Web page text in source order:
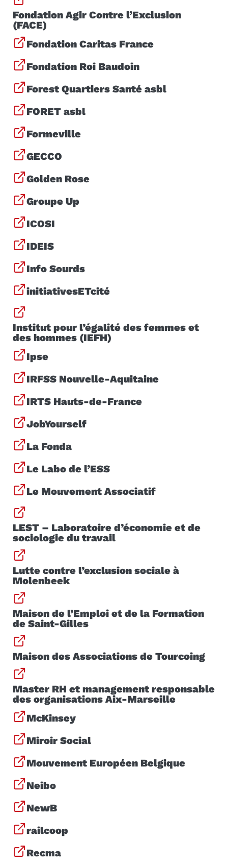
Fondation Agir Contre l’Exclusion
(FACE)
Fondation Caritas France
Fondation Roi Baudoin
Forest Quartiers Santé asbl
FORET asbl
Formeville
GECCO
Golden Rose
Groupe Up
ICOSI
IDEIS
Info Sourds
initiativesETcité
Institut pour l’égalité des femmes et
des hommes (IEFH)
Ipse
IRFSS Nouvelle-Aquitaine
IRTS Hauts-de-France
JobYourself
La Fonda
Le Labo de l’ESS
Le Mouvement Associatif
LEST – Laboratoire d’économie et de
sociologie du travail
Lutte contre l’exclusion sociale à
Molenbeek
Maison de l’Emploi et de la Formation
de Saint-Gilles
Maison des Associations de Tourcoing
Master RH et management responsable
des organisations Aix-Marseille
McKinsey
Miroir Social
Mouvement Européen Belgique
Neibo
NewB
railcoop
Recma